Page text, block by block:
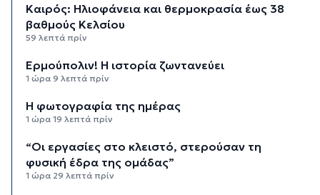
Καιρός: Ηλιοφάνεια και θερμοκρασία έως 38
βαθμούς Κελσίου
59 λεπτά πρίν
Ερμούπολιν! Η ιστορία ζωντανεύει
1 ώρα 9 λεπτά πρίν
Η φωτογραφία της ημέρας
1 ώρα 19 λεπτά πρίν
“Οι εργασίες στο κλειστό, στερούσαν τη
φυσική έδρα της ομάδας”
1 ώρα 29 λεπτά πρίν